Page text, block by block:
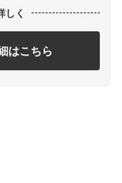
しく
はこちら